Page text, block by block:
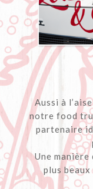
Aussi à
notre food
partenaire
Une
plus